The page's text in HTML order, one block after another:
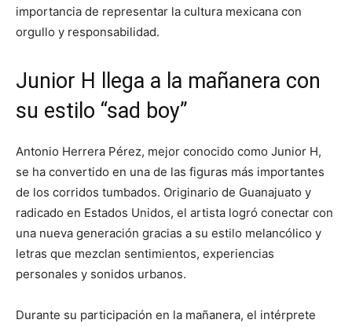
importancia de representar la cultura mexicana con
orgullo y responsabilidad.
Junior H llega a la mañanera con
su estilo “sad boy”
Antonio Herrera Pérez, mejor conocido como Junior H,
se ha convertido en una de las figuras más importantes
de los corridos tumbados. Originario de Guanajuato y
radicado en Estados Unidos, el artista logró conectar con
una nueva generación gracias a su estilo melancólico y
letras que mezclan sentimientos, experiencias
personales y sonidos urbanos.
Durante su participación en la mañanera, el intérprete